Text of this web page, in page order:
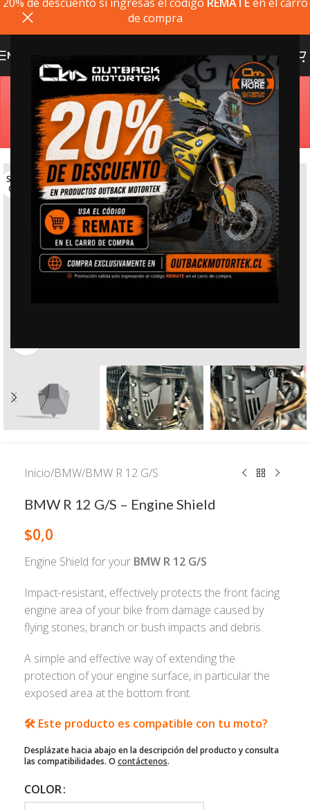
de compra
MENU
Estimado cliente, si el producto que busca no está
disponible, puede comprarlo directamente en
outbackmotortek.com
SOLD
OUT
Inicio/BMW/BMW R 12 G/S
BMW R 12 G/S – Engine Shield
$0,0
Engine Shield for your BMW R 12 G/S
Impact-resistant, effectively protects the front facing
engine area of your bike from damage caused by
flying stones, branch or bush impacts and debris.
A simple and effective way of extending the
protection of your engine surface, in particular the
exposed area at the bottom front.
🛠️ Este producto es compatible con tu moto?
Desplázate hacia abajo en la descripción del producto y consulta
las compatibilidades. O contáctenos.
COLOR